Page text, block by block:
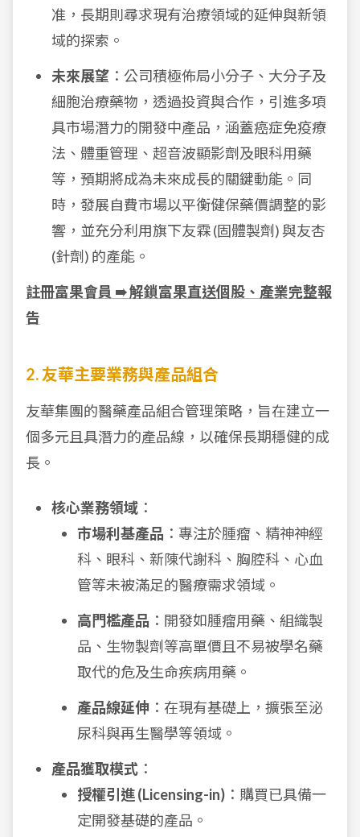
准，長期則尋求現有治療領域的延伸與新領
域的探索。
未來展望 ：公司積極佈局小分子、大分子及
細胞治療藥物，透過投資與合作，引進多項
具市場潛力的開發中產品，涵蓋癌症免疫療
法、體重管理、超音波顯影劑及眼科用藥
等，預期將成為未來成長的關鍵動能。同
時，發展自費市場以平衡健保藥價調整的影
響，並充分利用旗下友霖 (固體製劑) 與友杏
(針劑) 的產能。
註冊富果會員 ➠ 解鎖富果直送個股、產業完整報
告
2. 友華主要業務與產品組合
友華集團的醫藥產品組合管理策略，旨在建立一
個多元且具潛力的產品線，以確保長期穩健的成
長。
核心業務領域 ：
市場利基產品 ：專注於腫瘤、精神神經
科、眼科、新陳代謝科、胸腔科、心血
管等未被滿足的醫療需求領域。
高門檻產品 ：開發如腫瘤用藥、組織製
品、生物製劑等高單價且不易被學名藥
取代的危及生命疾病用藥。
產品線延伸 ：在現有基礎上，擴張至泌
尿科與再生醫學等領域。
產品獲取模式 ：
授權引進 (Licensing-in) ：購買已具備一
定開發基礎的產品。